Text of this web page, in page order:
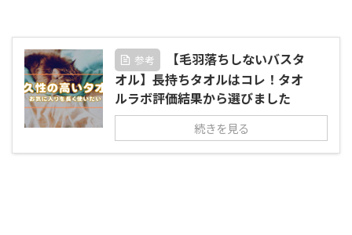
参考
【毛羽落ちしないバスタ
オル】長持ちタオルはコレ！タオ
ルラボ評価結果から選びました
続きを見る